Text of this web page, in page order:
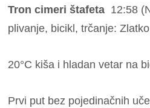
Tron cimeri štafeta 12:58
plivanje, bicikl, trčanje:
20°C kiša i hladan vetar na
Prvi put bez pojedinačnih